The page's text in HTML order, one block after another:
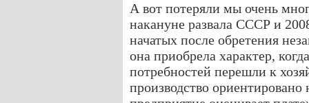
А вот потеряли мы очень
накануне развала СССР и
начатых после обретения
она приобрела характер,
потребностей перешли к
производство